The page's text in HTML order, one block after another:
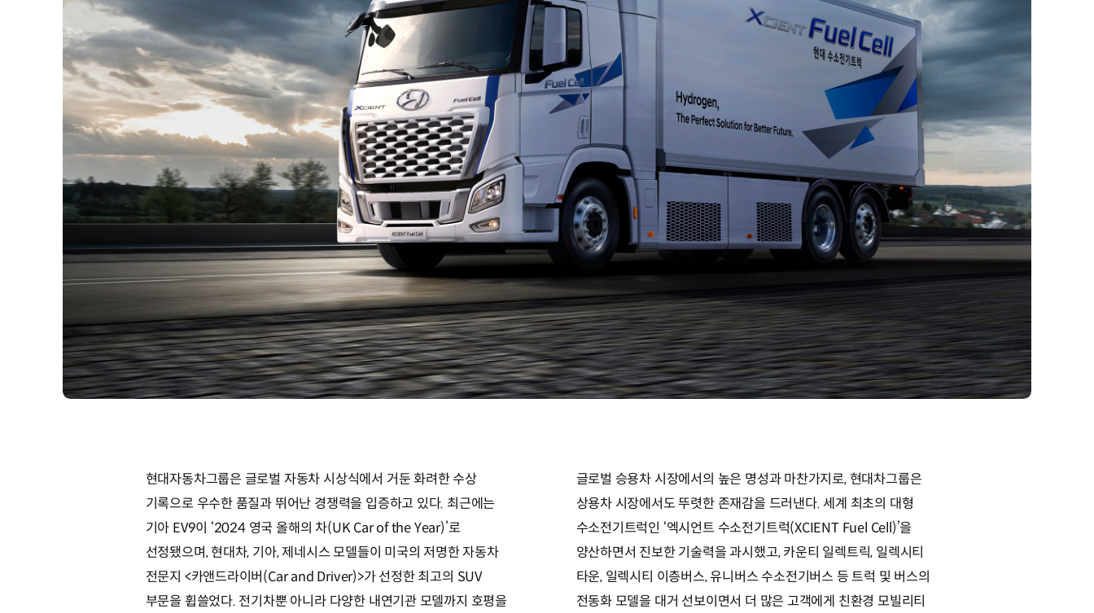
현대자동차그룹은 글로벌 자동차 시상식에서 거둔 화려한 수상
기록으로 우수한 품질과 뛰어난 경쟁력을 입증하고 있다. 최근에는
기아 EV9이 ‘2024 영국 올해의 차(UK Car of the Year)’로
선정됐으며, 현대차, 기아, 제네시스 모델들이 미국의 저명한 자동차
전문지 <카앤드라이버(Car and Driver)>가 선정한 최고의 SUV
부문을 휩쓸었다. 전기차뿐 아니라 다양한 내연기관 모델까지 호평을
글로벌 승용차 시장에서의 높은 명성과 마찬가지로, 현대차그룹은
상용차 시장에서도 뚜렷한 존재감을 드러낸다. 세계 최초의 대형
수소전기트럭인 ‘엑시언트 수소전기트럭(XCIENT Fuel Cell)’을
양산하면서 진보한 기술력을 과시했고, 카운티 일렉트릭, 일렉시티
타운, 일렉시티 이층버스, 유니버스 수소전기버스 등 트럭 및 버스의
전동화 모델을 대거 선보이면서 더 많은 고객에게 친환경 모빌리티